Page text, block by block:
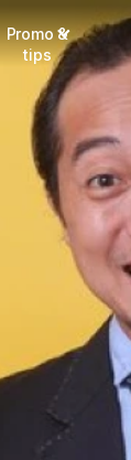
Promo &
tips
Promo terbaru
Info seller
Info mitra